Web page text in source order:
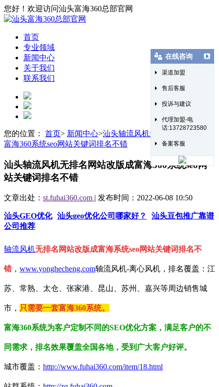
您好！欢迎访问汕头富海360总部官网
首页
专业领域
新闻中心
关于我们
联系我们
您的位置： 首页> 新闻中心>汕头轴流风机无排名网站改版成
富海360系统seo网站关键词排名不错
汕头轴流风机无排名网站改版成富海360系统seo网
站关键词排名不错
文章出处： st.fuhai360.com | 发布时间：2022-06-08 10:50
汕头GEO优化 汕头geo优化公司哪家好？
汕头豆包推广靠谱
公司推荐
轴流风机无排名网站改版成富海系统seo网站关键词排名不
错 ， www.yonghecheng.com轴流风机-离心风机，排名覆盖：江
苏、常熟、太仓、张家港、昆山、苏州、嘉兴等周边销售城
市， 只需要一套富海360系统。
富海360系统为客户定制不同的SEO优化方案，满足客户的不
同需求，排名效果覆盖全国各地，受到广大客户好评。
城市覆盖： http://www.fuhai360.com/item/18.html
在线咨询
渠道加盟
售后客服
投诉与建议
代理加盟-电
话:13728723580
备案客服